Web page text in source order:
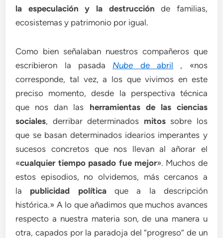
la especulación y la destrucción de familias,
ecosistemas y patrimonio por igual.
Como bien señalaban nuestros compañeros que
escribieron la pasada Nube de abril , «nos
corresponde, tal vez, a los que vivimos en este
preciso momento, desde la perspectiva técnica
que nos dan las herramientas de las ciencias
sociales, derribar determinados mitossobre los
que se basan determinados idearios imperantes y
sucesos concretos que nos llevan al añorar el
«cualquier tiempo pasado fue mejor». Muchos de
estos episodios, no olvidemos, más cercanos a
la publicidad políticaque a la descripción
histórica.» A lo que añadimos que muchos avances
respecto a nuestra materia son, de una manera u
otra, capados por la paradoja del “progreso” de un